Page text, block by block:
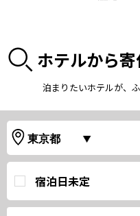
ホテルから
泊まりたいホテルが、
宿泊日未定